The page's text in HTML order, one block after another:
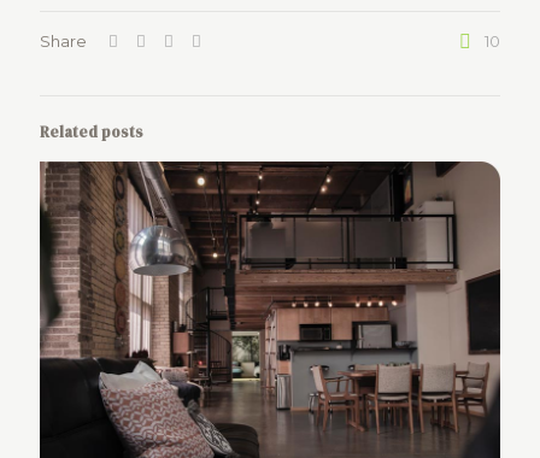
Share 10
Related posts